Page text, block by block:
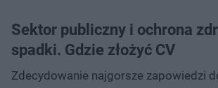
Sektor publiczny i ochrona
spadki. Gdzie złożyć CV
Zdecydowanie najgorsze zapowiedzi